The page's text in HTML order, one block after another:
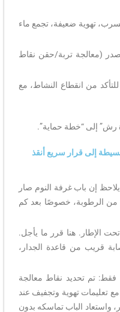
تهوية ضعيفة، تجمع ماء
(معالجة تربة/حقن نقاط
من انقطاع النشاط، مع
رش” إلى “خطة حماية”.
إلى قرار سريع أنقذ
إن باب غرفة النوم صار
من الرطوبة، خصوصًا بعد كم
الإطار. هنا قرر ما يأجل.
قريب من قاعدة الجدار،
تم تحديد نقاط معالجة
تعليمات تهوية وتجفيف عند
واستعاد الباب تماسكه بدون